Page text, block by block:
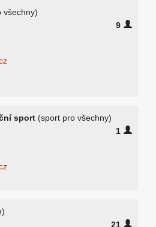
9
sport (sport pro všechny)
1
21